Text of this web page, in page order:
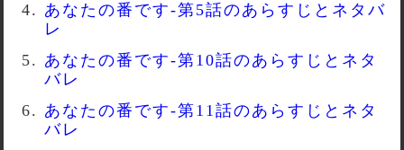
あなたの番です-第5話のあらすじとネタバ
レ
あなたの番です-第10話のあらすじとネタ
バレ
あなたの番です-第11話のあらすじとネタ
バレ